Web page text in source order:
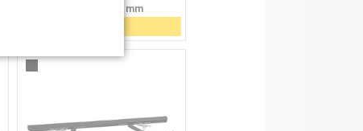
75 N, Hub 190 mm